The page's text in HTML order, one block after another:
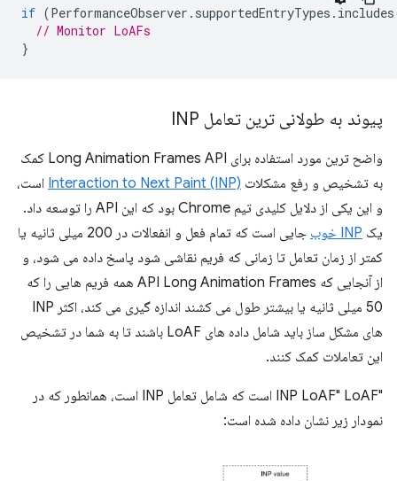
if (PerformanceObserver . supportedEntryTypes . includes
// Monitor LoAFs
}
پیوند به طولانی ترین تعامل INP
واضح ترین مورد استفاده برای Long Animation Frames API کمک
به تشخیص و رفع مشکلات Interaction to Next Paint (INP) است،
و این یکی از دلایل کلیدی تیم Chrome بود که این API را توسعه داد.
یک INP خوب
جایی است که تمام فعل و انفعالات در 200 میلی ثانیه یا
کمتر از زمان تعامل تا زمانی که فریم نقاشی شود پاسخ داده می شود، و
از آنجایی که API Long Animation Frames همه فریم هایی را که
50 میلی ثانیه یا بیشتر طول می کشند اندازه گیری می کند، اکثر INP
های مشکل ساز باید شامل داده های LoAF باشند تا به شما در تشخیص
این تعاملات کمک کنند.
"INP LoAF" LoAF است که شامل تعامل INP است، همانطور که در
نمودار زیر نشان داده شده است: